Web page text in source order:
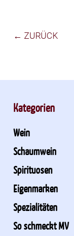
← ZURÜCK
Kategorien
Wein
Schaumwein
Spirituosen
Eigenmarken
Spezialitäten
So schmeckt MV